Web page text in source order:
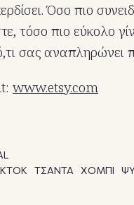
Όσο πιο
τόσο πιο εύκολο
σας αναπληρώνει
www.etsy.com
ΤΣΑΝΤΑ ΧΟΜΠΙ